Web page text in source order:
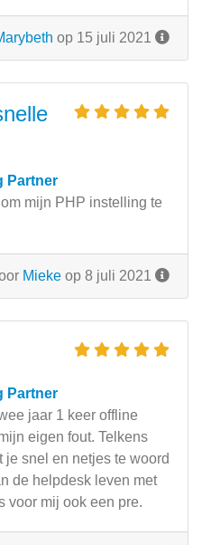
op 15 juli 2021
Partner
mijn PHP instelling te
Mieke op 8 juli 2021
Partner
jaar 1 keer offline
eigen fout. Telkens
snel en netjes te woord
de helpdesk leven met
voor mij ook een pre.